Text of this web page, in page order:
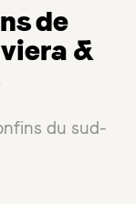
de
&
du sud-